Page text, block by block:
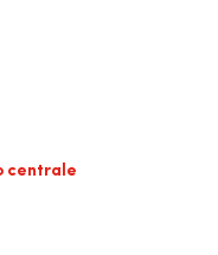
centrale